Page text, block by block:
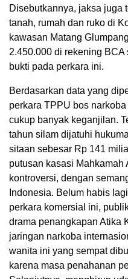
Disebutkannya, jaksa juga
tanah, rumah dan ruko di
kawasan Matang
2.450.000 di rekening
bukti pada perkara ini.
Berdasarkan data yang
perkara TPPU bos
cukup banyak keganjilan.
tahun silam dijatuhi
sitaan sebesar Rp 141
putusan kasasi Mahkamah
kontroversi, dengan
Indonesia. Belum habis
perkara komersial ini,
drama penangkapan Atika
jaringan narkoba
wanita ini yang sempat
karena masa penahanan